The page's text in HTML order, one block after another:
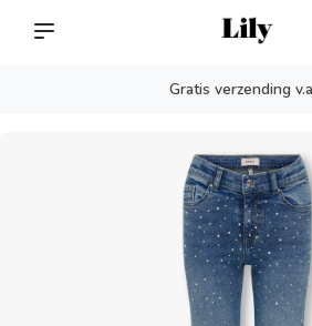
Fysieke winkel in